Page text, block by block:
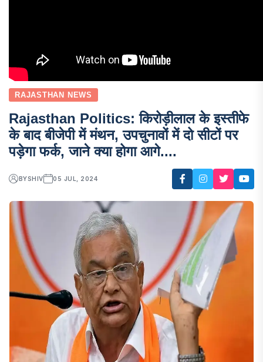
RAJASTHAN NEWS
Rajasthan Politics: किरोड़ीलाल के इस्तीफे
के बाद बीजेपी में मंथन, उपचुनावों में दो सीटों पर
पड़ेगा फर्क, जाने क्या होगा आगे....
BYSHIV 05 JUL, 2024